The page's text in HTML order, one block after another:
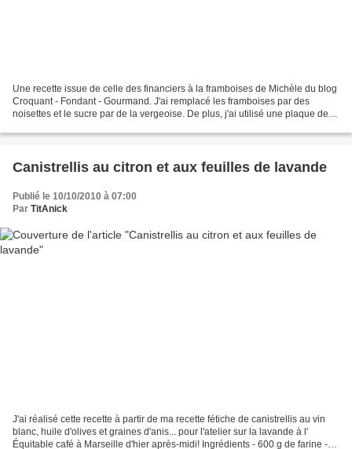
Une recette issue de celle des financiers à la framboises de Michèle du blog
Croquant - Fondant - Gourmand. J'ai remplacé les framboises par des
noisettes et le sucre par de la vergeoise. De plus, j'ai utilisé une plaque de
Canistrellis au citron et aux feuilles de lavande
Publié le 10/10/2010 à 07:00
Par TitAnick
J'ai réalisé cette recette à partir de ma recette fétiche de canistrellis au vin
blanc, huile d'olives et graines d'anis... pour l'atelier sur la lavande à l'
Équitable café à Marseille d'hier après-midi! Ingrédients - 600 g de farine -